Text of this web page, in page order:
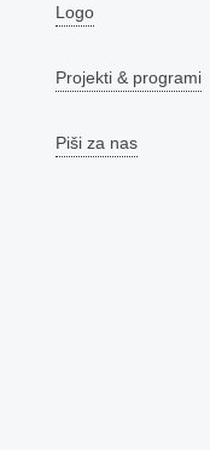
Logo
Projekti & programi
Piši za nas